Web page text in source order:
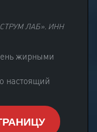
ЛАБ». ИНН
жирными
настоящий